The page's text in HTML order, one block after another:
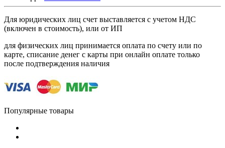
Для юридических лиц счет выставляется с учетом НДС
(включен в стоимость), или от ИП
для физических лиц принимается оплата по счету или по
карте, списание денег с карты при онлайн оплате только
после подтверждения наличия
Популярные товары